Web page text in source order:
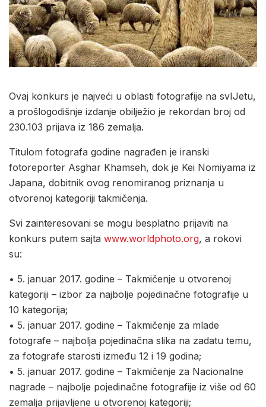
Ovaj konkurs je najveći u oblasti fotografije na svIJetu,
a prošlogodišnje izdanje obilježio je rekordan broj od
230.103 prijava iz 186 zemalja.
Titulom fotografa godine nagrađen je iranski
fotoreporter Asghar Khamseh, dok je Kei Nomiyama iz
Japana, dobitnik ovog renomiranog priznanja u
otvorenoj kategoriji takmičenja.
Svi zainteresovani se mogu besplatno prijaviti na
konkurs putem sajta www.worldphoto.org, a rokovi
su:
• 5. januar 2017. godine – Takmičenje u otvorenoj
kategoriji – izbor za najbolje pojedinačne fotografije u
10 kategorija;
• 5. januar 2017. godine – Takmičenje za mlade
fotografe – najbolja pojedinačna slika na zadatu temu,
za fotografe starosti između 12 i 19 godina;
• 5. januar 2017. godine – Takmičenje za Nacionalne
nagrade – najbolje pojedinačne fotografije iz više od 60
zemalja prijavljene u otvorenoj kategoriji;